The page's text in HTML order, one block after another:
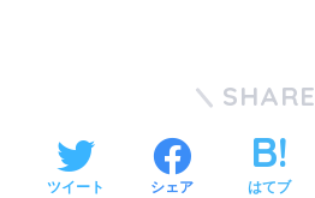
SHARE
ツイート シェア はてブ